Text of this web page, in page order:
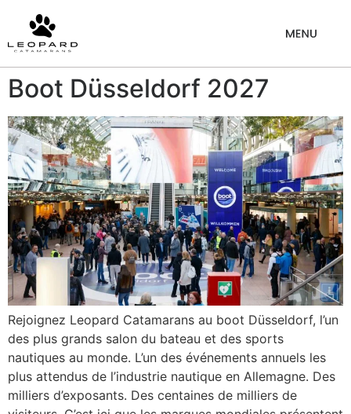
Boot Düsseldorf 2027
Rejoignez Leopard Catamarans au boot Düsseldorf, l’un
des plus grands salon du bateau et des sports
nautiques au monde. L’un des événements annuels les
plus attendus de l’industrie nautique en Allemagne. Des
milliers d’exposants. Des centaines de milliers de